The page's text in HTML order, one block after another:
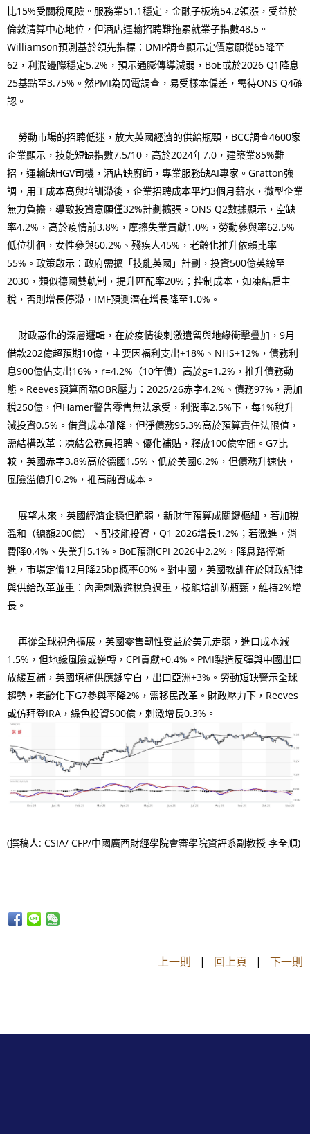
比15%受關稅風險。服務業51.1穩定，金融子板塊54.2領漲，受益於
倫敦清算中心地位，但酒店運輸招聘難拖累就業子指數48.5。
Williamson預測基於領先指標：DMP調查顯示定價意願從65降至
62，利潤邊際穩定5.2%，預示通膨傳導減弱，BoE或於2026 Q1降息
25基點至3.75%。然PMI為閃電調查，易受樣本偏差，需待ONS Q4確
認。
勞動市場的招聘低迷，放大英國經濟的供給瓶頸，BCC調查4600家
企業顯示，技能短缺指數7.5/10，高於2024年7.0，建築業85%難
招，運輸缺HGV司機，酒店缺廚師，專業服務缺AI專家。Gratton強
調，用工成本高與培訓滯後，企業招聘成本平均3個月薪水，微型企業
無力負擔，導致投資意願僅32%計劃擴張。ONS Q2數據顯示，空缺
率4.2%，高於疫情前3.8%，摩擦失業貢獻1.0%，勞動參與率62.5%
低位徘徊，女性參與60.2%、殘疾人45%，老齡化推升依賴比率
55%。政策啟示：政府需擴「技能英國」計劃，投資500億英鎊至
2030，類似德國雙軌制，提升匹配率20%；控制成本，如凍結雇主
稅，否則增長停滯，IMF預測潛在增長降至1.0%。
財政惡化的深層邏輯，在於疫情後刺激遺留與地緣衝擊疊加，9月
借款202億超預期10億，主要因福利支出+18%、NHS+12%，債務利
息900億佔支出16%，r=4.2%（10年債）高於g=1.2%，推升債務動
態。Reeves預算面臨OBR壓力：2025/26赤字4.2%、債務97%，需加
稅250億，但Hamer警告零售無法承受，利潤率2.5%下，每1%稅升
減投資0.5%。借貸成本雖降，但淨債務95.3%高於預算責任法限值，
需結構改革：凍結公務員招聘、優化補貼，釋放100億空間。G7比
較，英國赤字3.8%高於德國1.5%、低於美國6.2%，但債務升速快，
風險溢價升0.2%，推高融資成本。
展望未來，英國經濟企穩但脆弱，新財年預算成關鍵樞紐，若加稅
溫和（總額200億）、配技能投資，Q1 2026增長1.2%；若激進，消
費降0.4%、失業升5.1%。BoE預測CPI 2026中2.2%，降息路徑漸
進，市場定價12月降25bp概率60%。對中國，英國教訓在於財政紀律
與供給改革並重：內需刺激避稅負過重，技能培訓防瓶頸，維持2%增
長。
再從全球視角擴展，英國零售韌性受益於美元走弱，進口成本減
1.5%，但地緣風險或逆轉，CPI貢獻+0.4%。PMI製造反彈與中國出口
放緩互補，英國填補供應鏈空白，出口亞洲+3%。勞動短缺警示全球
趨勢，老齡化下G7參與率降2%，需移民改革。財政壓力下，Reeves
或仿拜登IRA，綠色投資500億，刺激增長0.3%。
(撰稿人: CSIA/ CFP/中國廣西財經學院會審學院資評系副教授 李全順)
上一則 | 回上頁 | 下一則